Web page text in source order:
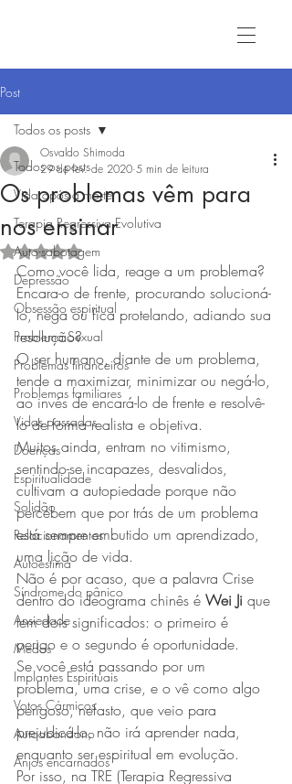
Post
Todos os posts
Vida após a morte
Terapia Regressiva Evolutiva
Auto-sabotagem
Depressão
Obsessão espiritual
Problema Sexual
Problemas financeiros
Problemas familiares
Vidas passadas
Doenças
Espiritualidade
Solidão
Relacionamentos
Autoestima
Síndrome do pânico
Ansiedade
Medos
Implantes Espirituais
Votos Cármicos
Autoabandono
Anjos encarnados
Todos os posts
Os problemas vêm para
nos ensinar
Osvaldo Shimoda
29 de fev. de 2020 5 min de leitura
Avaliado com NaN de 5 estrelas.
Como você lida, reage a um problema?
Encara-o de frente, procurando solucioná-
lo, nega ou fica protelando, adiando sua
resolução?
O ser humano, diante de um problema,
tende a maximizar, minimizar ou negá-lo,
ao invés de encará-lo de frente e resolvê-
lo de forma realista e objetiva.
Muitos ainda, entram no vitimismo,
sentindo-se incapazes, desvalidos,
cultivam a autopiedade porque não
percebem que por trás de um problema
está sempre embutido um aprendizado,
uma lição de vida.
Não é por acaso, que a palavra Crise
dentro do ideograma chinês é Wei Ji que
tem dois significados: o primeiro é
perigo e o segundo é oportunidade.
Se você está passando por um
problema, uma crise, e o vê como algo
perigoso, nefasto, que veio para
prejudicá-lo, não irá aprender nada,
enquanto ser espiritual em evolução.
Por isso, na TRE (Terapia Regressiva